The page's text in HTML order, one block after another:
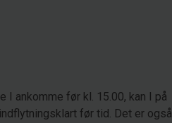
I ankomme før kl. 15.00, kan I på
før tid. Det er også